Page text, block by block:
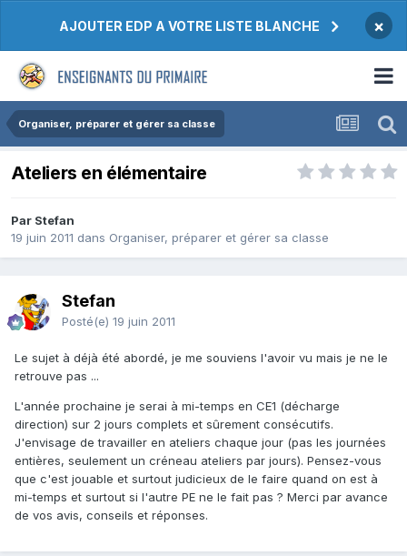
AJOUTER EDP A VOTRE LISTE BLANCHE ×
Organiser, préparer et gérer sa classe
Ateliers en élémentaire
Par Stefan
19 juin 2011 dans Organiser, préparer et gérer sa classe
Stefan
Posté(e) 19 juin 2011
Le sujet à déjà été abordé, je me souviens l'avoir vu mais je ne le
retrouve pas ...
L'année prochaine je serai à mi-temps en CE1 (décharge
direction) sur 2 jours complets et sûrement consécutifs.
J'envisage de travailler en ateliers chaque jour (pas les journées
entières, seulement un créneau ateliers par jours). Pensez-vous
que c'est jouable et surtout judicieux de le faire quand on est à
mi-temps et surtout si l'autre PE ne le fait pas ? Merci par avance
de vos avis, conseils et réponses.